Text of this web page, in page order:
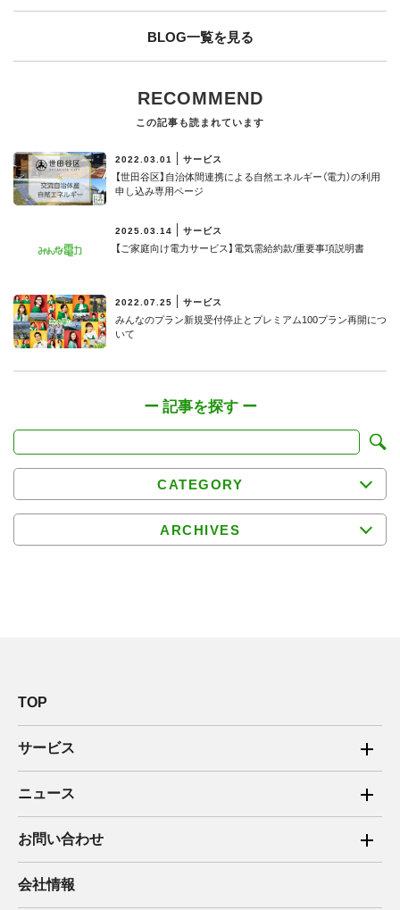
BLOG一覧を見る
RECOMMEND
この記事も読まれています
2022.03.01 サービス
【世田谷区】⾃治体間連携による⾃然エネルギー（電⼒）の利⽤
申し込み専用ページ
2025.03.14 サービス
【ご家庭向け電力サービス】電気需給約款/重要事項説明書
2022.07.25 サービス
みんなのプラン新規受付停止とプレミアム100プラン再開につ
いて
CATEGORY
ARCHIVES
TOP
サービス
ご家庭向け電力サービス
法人向け脱炭素サービス
住宅用太陽光売電 卒FIT
ニュース
2025年
2024年
お問い合わせ
ご家庭向け電力サービス・卒FIT電気の売電
会社情報